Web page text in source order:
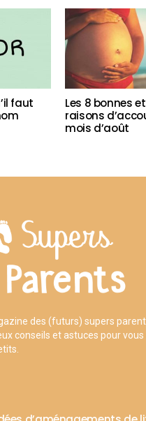
faut
Les 8 bonnes
raisons
mois d’août
des (futurs) supers
conseils et astuces pour vous